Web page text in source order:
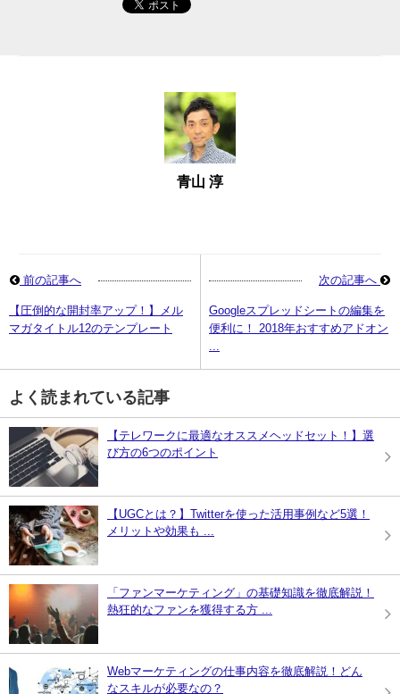
青山 淳
前の記事へ
【圧倒的な開封率アップ！】メル
マガタイトル12のテンプレート
次の記事へ
Googleスプレッドシートの編集を
便利に！ 2018年おすすめアドオン
よく読まれている記事
【テレワークに最適なオススメヘッドセット！】選
び方の6つのポイント
【UGCとは？】Twitterを使った活用事例など5選！
メリットや効果も ...
「ファンマーケティング」の基礎知識を徹底解説！
熱狂的なファンを獲得する方 ...
Webマーケティングの仕事内容を徹底解説！どん
なスキルが必要なの？